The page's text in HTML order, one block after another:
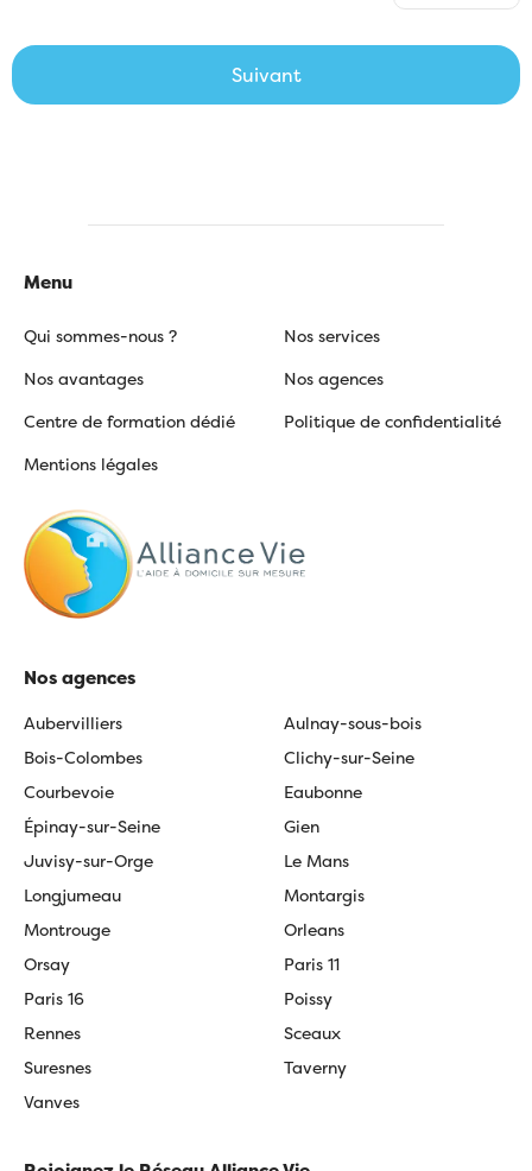
Suivant
Menu
Qui sommes-nous ?
Nos services
Nos avantages
Nos agences
Centre de formation dédié
Politique de confidentialité
Mentions légales
Nos agences
Aubervilliers
Aulnay-sous-bois
Bois-Colombes
Clichy-sur-Seine
Courbevoie
Eaubonne
Épinay-sur-Seine
Gien
Juvisy-sur-Orge
Le Mans
Longjumeau
Montargis
Montrouge
Orleans
Orsay
Paris 11
Paris 16
Poissy
Rennes
Sceaux
Suresnes
Taverny
Vanves